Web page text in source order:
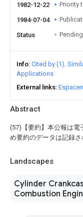
Abstract
(57)【要約】本公報は電
め要約のデータは記録さ
Landscapes
Cylinder
Combustion
1982-12-22 Priority
1984-07-04
Status Pending
Info Cited by (1)
Applications
External links